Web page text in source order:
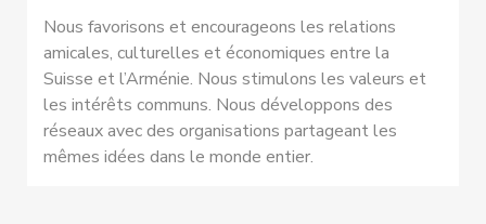
Nous favorisons et encourageons les relations
amicales, culturelles et économiques entre la
Suisse et l’Arménie. Nous stimulons les valeurs et
les intérêts communs. Nous développons des
réseaux avec des organisations partageant les
mêmes idées dans le monde entier.